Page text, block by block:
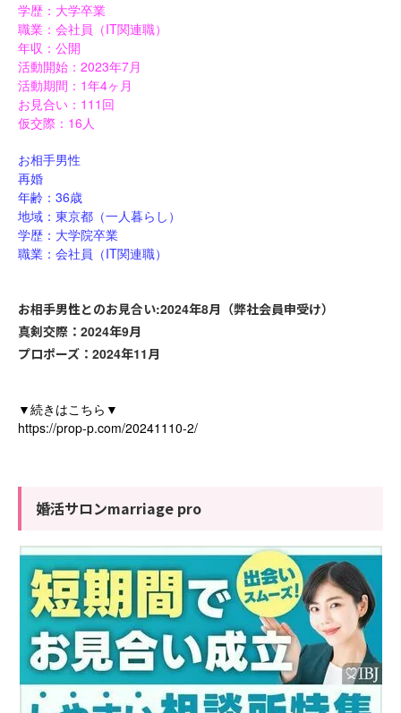
学歴：大学卒業
職業：会社員（ IT関連職）
年収：公開
活動開始： 2023年7 月
活動期間： 1 年4ヶ月
お見合い： 111 回
仮交際： 16 人
お相手男性
再婚
年齢： 36歳
地域：東京都（一人暮らし）
学歴：大学院卒業
職業：会社員（ IT関連職）
お相手男性とのお見合い:2024年8月（弊社会員申受け）
真剣交際： 2024年9月
プロポーズ： 2024年11月
▼ 続きはこちら ▼
https://prop-p.com/20241110-2/
婚活サロンmarriage pro